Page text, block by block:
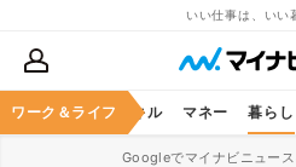
いい仕事は、いい
ワーク＆ライフ
ア ビジネススキル マネー 暮らし
Googleでマイナビニュー